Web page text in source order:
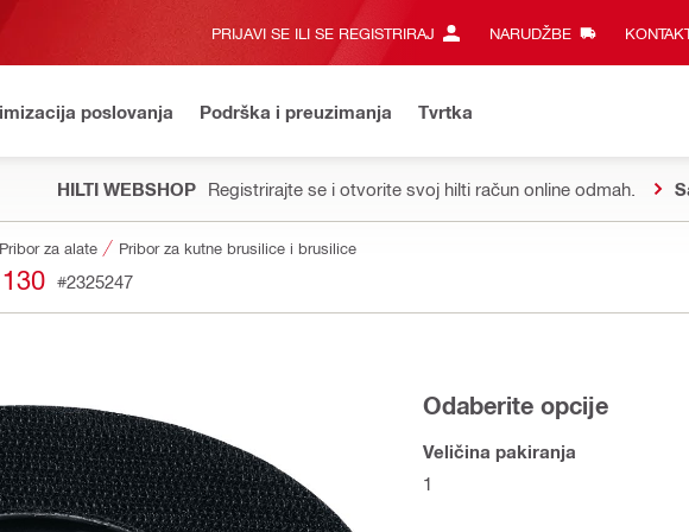
PRIJAVI SE ILI SE REGISTRIRAJ NARUDŽBE
poslovanja Podrška i preuzimanja Tvrtka
HILTI WEBSHOP Registrirajte se i otvorite svoj hilti račun online odmah.
Pribor za alate Pribor za kutne brusilice i brusilice
#2325247
Odaberite opcije
Veličina pakiranja
1